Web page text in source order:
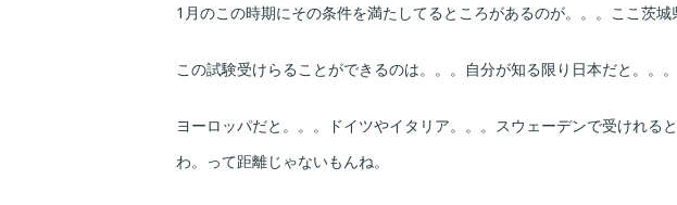
1月のこの時期にその条件を満たしてるところがあるのが。。。ここ茨城
この試験受けらることができるのは。。。自分が知る限り日本だと。。。
ヨーロッパだと。。。ドイツやイタリア。。。スウェーデンで受けれる
わ。って距離じゃないもんね。